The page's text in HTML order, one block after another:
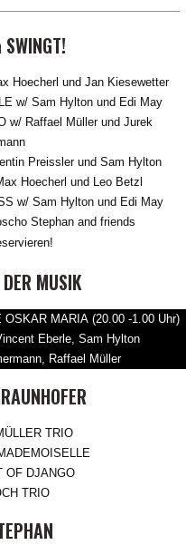
Hoecherl und Jan Kiesewetter
w/ Sam Hylton und Edi May
w/ Raffael Müller und Jurek
Preissler und Sam Hylton
Hoecherl und Leo Betzl
w/ Sam Hylton und Edi May
Stephan and friends
MUSIK
MARIA (20.00 -1.00 Uhr)
Eberle, Sam Hylton
Raffael Müller
TRIO
OF DJANGO
TRIO